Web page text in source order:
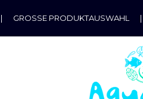
| GROSSE PRODUKTAUSWAHL |